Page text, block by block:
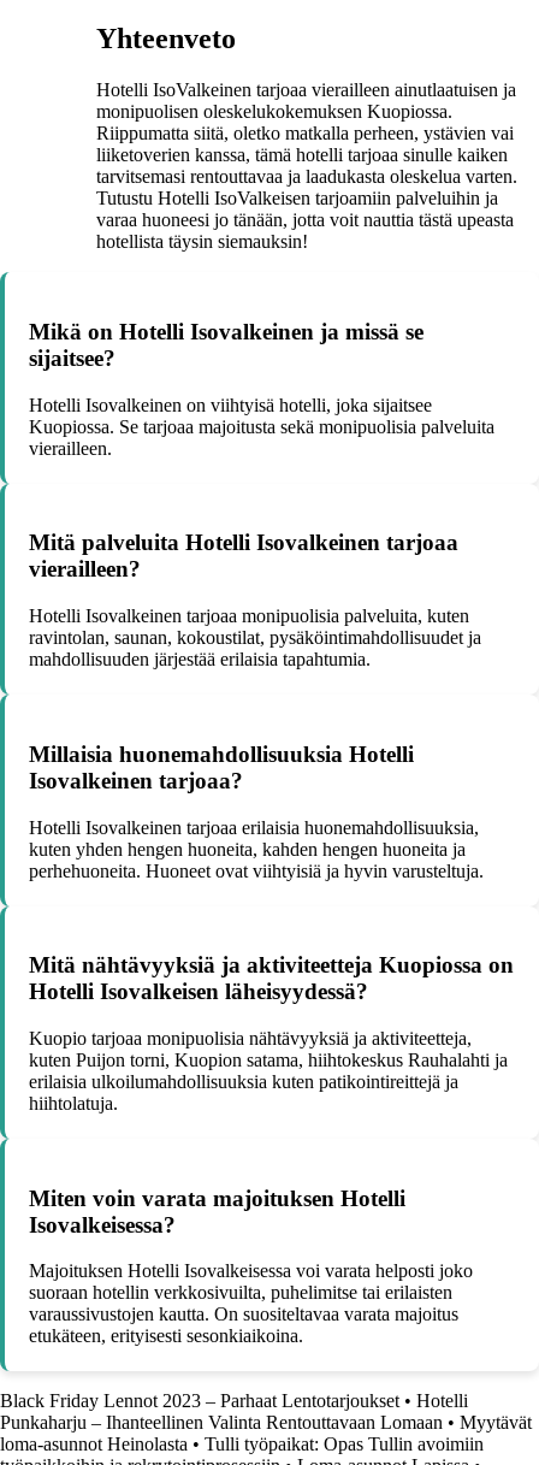
Yhteenveto
Hotelli IsoValkeinen tarjoaa vierailleen ainutlaatuisen ja
monipuolisen oleskelukokemuksen Kuopiossa.
Riippumatta siitä, oletko matkalla perheen, ystävien vai
liiketoverien kanssa, tämä hotelli tarjoaa sinulle kaiken
tarvitsemasi rentouttavaa ja laadukasta oleskelua varten.
Tutustu Hotelli IsoValkeisen tarjoamiin palveluihin ja
varaa huoneesi jo tänään, jotta voit nauttia tästä upeasta
hotellista täysin siemauksin!
Mikä on Hotelli Isovalkeinen ja missä se
sijaitsee?
Hotelli Isovalkeinen on viihtyisä hotelli, joka sijaitsee
Kuopiossa. Se tarjoaa majoitusta sekä monipuolisia palveluita
vierailleen.
Mitä palveluita Hotelli Isovalkeinen tarjoaa
vierailleen?
Hotelli Isovalkeinen tarjoaa monipuolisia palveluita, kuten
ravintolan, saunan, kokoustilat, pysäköintimahdollisuudet ja
mahdollisuuden järjestää erilaisia tapahtumia.
Millaisia huonemahdollisuuksia Hotelli
Isovalkeinen tarjoaa?
Hotelli Isovalkeinen tarjoaa erilaisia huonemahdollisuuksia,
kuten yhden hengen huoneita, kahden hengen huoneita ja
perhehuoneita. Huoneet ovat viihtyisiä ja hyvin varusteltuja.
Mitä nähtävyyksiä ja aktiviteetteja Kuopiossa on
Hotelli Isovalkeisen läheisyydessä?
Kuopio tarjoaa monipuolisia nähtävyyksiä ja aktiviteetteja,
kuten Puijon torni, Kuopion satama, hiihtokeskus Rauhalahti ja
erilaisia ulkoilumahdollisuuksia kuten patikointireittejä ja
hiihtolatuja.
Miten voin varata majoituksen Hotelli
Isovalkeisessa?
Majoituksen Hotelli Isovalkeisessa voi varata helposti joko
suoraan hotellin verkkosivuilta, puhelimitse tai erilaisten
varaussivustojen kautta. On suositeltavaa varata majoitus
etukäteen, erityisesti sesonkiaikoina.
Black Friday Lennot 2023 – Parhaat Lentotarjoukset• Hotelli
Punkaharju – Ihanteellinen Valinta Rentouttavaan Lomaan • Myytävät
loma-asunnot Heinolasta • Tulli työpaikat: Opas Tullin avoimiin